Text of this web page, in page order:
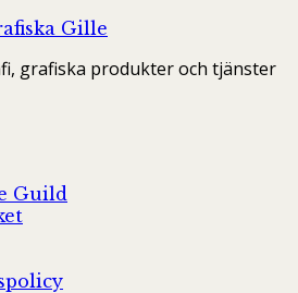
Gille
grafiska produkter och tjänster
Guild